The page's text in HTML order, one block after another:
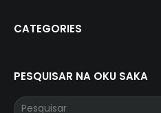
CATEGORIES
PESQUISAR NA OKU SAKA